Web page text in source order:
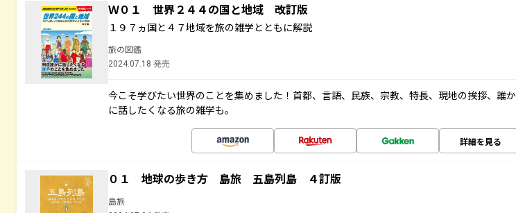
Ｗ０１ 世界２４４の国と地域 改訂版
１９７ヵ国と４７地域を旅の雑学とともに解説
旅の図鑑
2024.07.18 発売
今こそ学びたい世界のことを集めました！首都、言語、民族、宗教、特長、現地の挨拶、誰か
に話したくなる旅の雑学も。
詳細を見る
０１ 地球の歩き方 島旅 五島列島 ４訂版
島旅